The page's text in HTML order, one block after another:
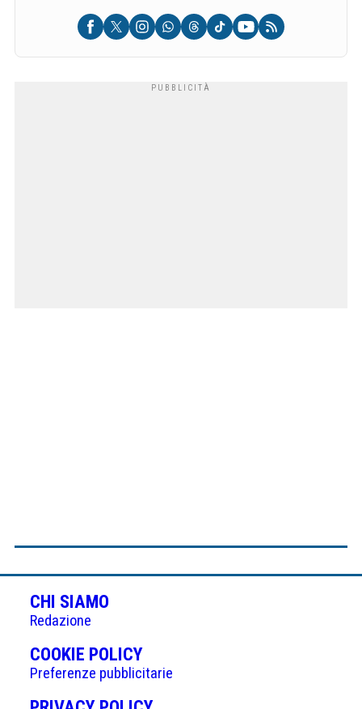
CHI SIAMO
Redazione
COOKIE POLICY(APRE
IN
UNA
Preferenze pubblicitarie